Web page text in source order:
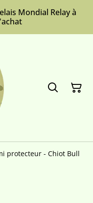
Mondial Relay à
protecteur - Chiot Bull